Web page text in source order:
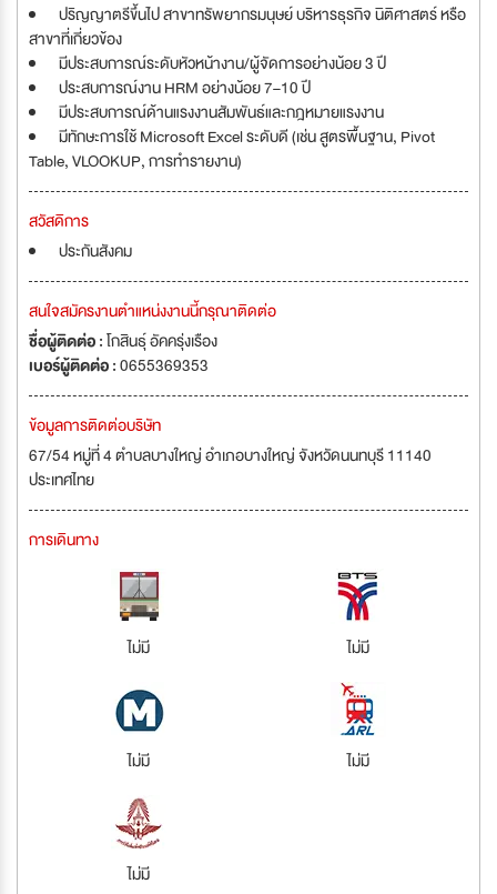
ปริญญาตรีขึ้นไป สาขาทรัพยากรมนุษย์ บริหารธุรกิจ นิติศาสตร์ หรือ
สาขาที่เกี่ยวข้อง
มีประสบการณ์ระดับหัวหน้างาน/ผู้จัดการอย่างน้อย 3 ปี
ประสบการณ์งาน HRM อย่างน้อย 7–10 ปี
มีประสบการณ์ด้านแรงงานสัมพันธ์และกฎหมายแรงงาน
มีทักษะการใช้ Microsoft Excel ระดับดี (เช่น สูตรพื้นฐาน, Pivot
Table, VLOOKUP, การทำรายงาน)
สวัสดิการ
ประกันสังคม
สนใจสมัครงานตำแหน่งงานนี้กรุณาติดต่อ
ชื่อผู้ติดต่อ :โกสินธุ์ อัคครุ่งเรือง
เบอร์ผู้ติดต่อ :0655369353
ข้อมูลการติดต่อบริษัท
67/54 หมู่ที่ 4 ตำบลบางใหญ่ อำเภอบางใหญ่ จังหวัดนนทบุรี 11140
ประเทศไทย
การเดินทาง
ไม่มี ไม่มี
ไม่มี ไม่มี
ไม่มี